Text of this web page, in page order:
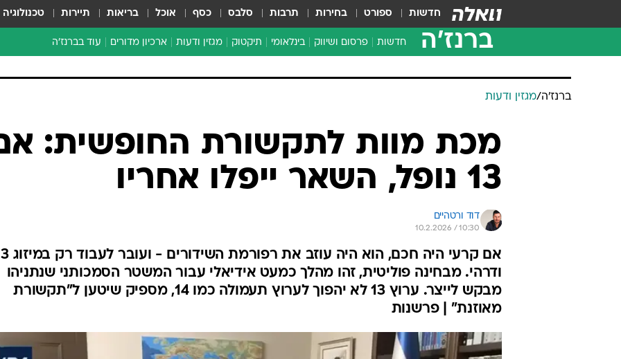
חדשות ספורט בחירות תרבות סלבס כסף אוכל בריאות תיירות טכנולוגיה
ברנז'ה חדשות פרסום ושיווק בינלאומי תיקטוק מגזין ודעות ארכיון מדורים עוד בברנז'ה
מכת מוות לתקשורת החופשית: אם
13 נופל, השאר ייפלו אחריו